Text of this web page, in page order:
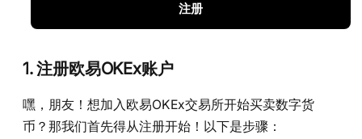
注册
1.注册欧易OKEx账户
嘿，朋友！想加入欧易OKEx交易所开始买卖数字货
币？那我们首先得从注册开始！以下是步骤：